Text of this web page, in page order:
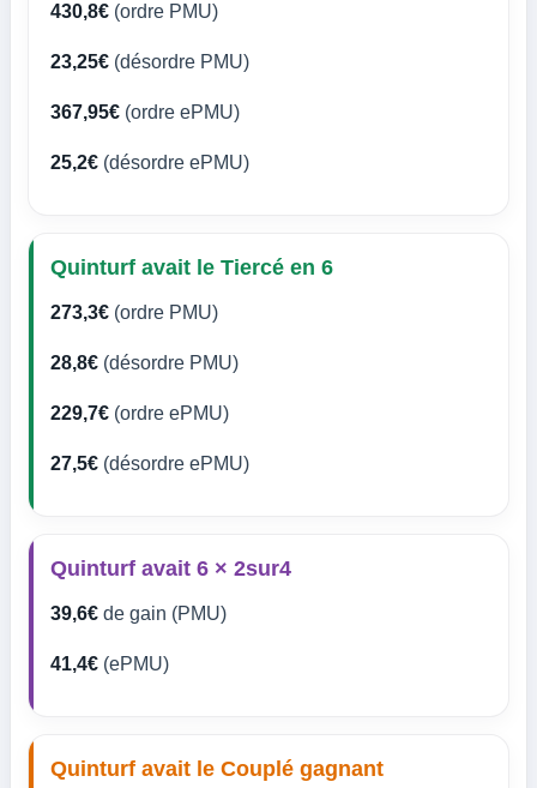
430,8€ (ordre PMU)
23,25€ (désordre PMU)
367,95€ (ordre ePMU)
25,2€ (désordre ePMU)
Quinturf avait le Tiercé en 6
273,3€ (ordre PMU)
28,8€ (désordre PMU)
229,7€ (ordre ePMU)
27,5€ (désordre ePMU)
Quinturf avait 6 × 2sur4
39,6€ de gain (PMU)
41,4€ (ePMU)
Quinturf avait le Couplé gagnant